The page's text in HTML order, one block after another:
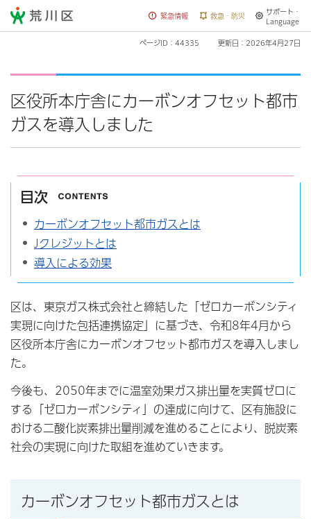
荒川区 緊急情報 救急・防災
サポート・
Language
ページID：44335 更新日：2026年4月27日
区役所本庁舎にカーボンオフセット都市
ガスを導入しました
目次
カーボンオフセット都市ガスとは
Jクレジットとは
導入による効果
区は、東京ガス株式会社と締結した「ゼロカーボンシティ
実現に向けた包括連携協定」に基づき、令和8年4月から
区役所本庁舎にカーボンオフセット都市ガスを導入しまし
た。
今後も、2050年までに温室効果ガス排出量を実質ゼロに
する「ゼロカーボンシティ」の達成に向けて、区有施設に
おける二酸化炭素排出量削減を進めることにより、脱炭素
社会の実現に向けた取組を進めていきます。
カーボンオフセット都市ガスとは